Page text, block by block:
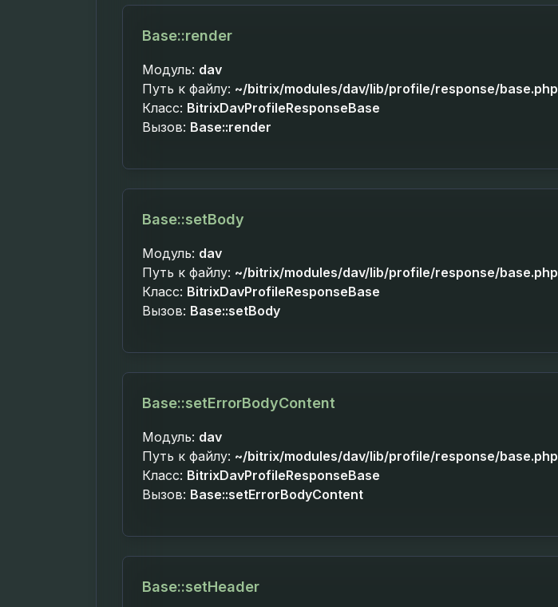
Base::render
Модуль: dav
Путь к файлу: ~/bitrix/modules/dav/lib/profile/response/base.php
Класс: BitrixDavProfileResponseBase
Вызов: Base::render
Base::setBody
Модуль: dav
Путь к файлу: ~/bitrix/modules/dav/lib/profile/response/base.php
Класс: BitrixDavProfileResponseBase
Вызов: Base::setBody
Base::setErrorBodyContent
Модуль: dav
Путь к файлу: ~/bitrix/modules/dav/lib/profile/response/base.php
Класс: BitrixDavProfileResponseBase
Вызов: Base::setErrorBodyContent
Base::setHeader